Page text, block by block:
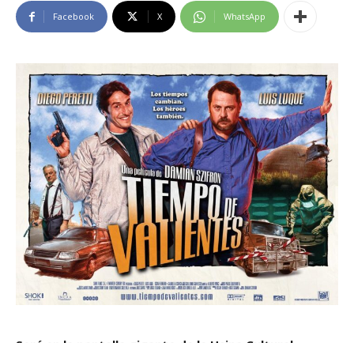
Facebook X WhatsApp